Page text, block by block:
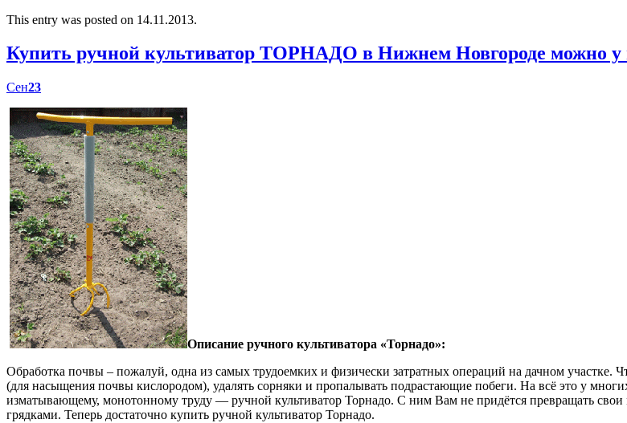
This entry was posted on 14.11.2013.
Купить ручной культиватор ТОРНАДО в Нижнем Новгороде можно у
Сен23
Описание ручного культиватора «Торнадо»:
Обработка почвы – пожалуй, одна из самых трудоемких и физически затратных операций на дачном участке.
(для насыщения почвы кислородом), удалять сорняки и пропалывать подрастающие побеги. На всё это у
изматывающему, монотонному труду — ручной культиватор Торнадо. С ним Вам не придётся превращать свои
грядками. Теперь достаточно купить ручной культиватор Торнадо.